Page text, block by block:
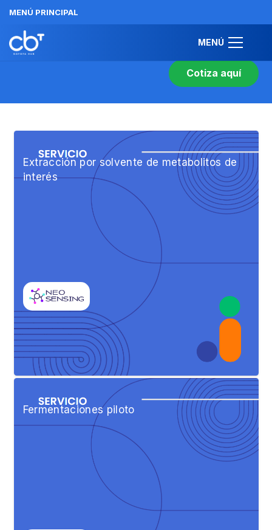
MENÚ PRINCIPAL
MENÚ
MERCADO BIOTECH
BETA
Cotiza aquí
Extracción por solvente de metabolitos de
interés
Fermentaciones piloto